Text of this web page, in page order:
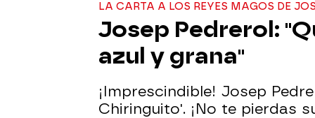
LA CARTA A LOS REYES MAGOS DE
Josep Pedrerol:
azul y grana"
¡Imprescindible! Josep
Chiringuito'. ¡No te pierdas